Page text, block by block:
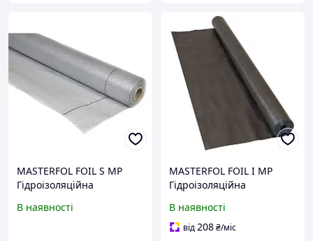
MASTERFOL FOIL S MP
Гідроізоляційна
мікроперфорацією (75м2)
В наявності
MASTERFOL FOIL I MP
Гідроізоляційна
мікроперфорацією (75м2)
В наявності
від208₴/міс